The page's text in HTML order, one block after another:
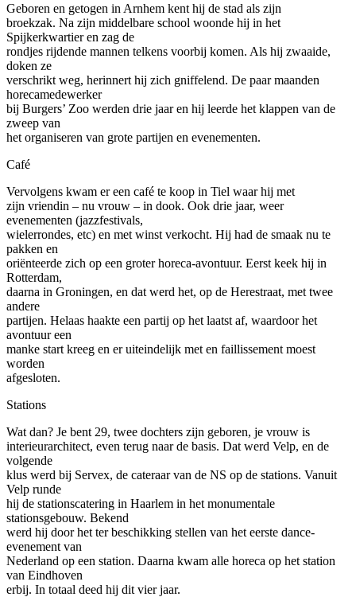
Geboren en getogen in Arnhem kent hij de stad als zijn
broekzak. Na zijn middelbare school woonde hij in het
Spijkerkwartier en zag de
rondjes rijdende mannen telkens voorbij komen. Als hij zwaaide,
doken ze
verschrikt weg, herinnert hij zich gniffelend. De paar maanden
horecamedewerker
bij Burgers’ Zoo werden drie jaar en hij leerde het klappen van de
zweep van
het organiseren van grote partijen en evenementen.
Café
Vervolgens kwam er een café te koop in Tiel waar hij met
zijn vriendin – nu vrouw – in dook. Ook drie jaar, weer
evenementen (jazzfestivals,
wielerrondes, etc) en met winst verkocht. Hij had de smaak nu te
pakken en
oriënteerde zich op een groter horeca-avontuur. Eerst keek hij in
Rotterdam,
daarna in Groningen, en dat werd het, op de Herestraat, met twee
andere
partijen. Helaas haakte een partij op het laatst af, waardoor het
avontuur een
manke start kreeg en er uiteindelijk met en faillissement moest
worden
afgesloten.
Stations
Wat dan? Je bent 29, twee dochters zijn geboren, je vrouw is
interieurarchitect, even terug naar de basis. Dat werd Velp, en de
volgende
klus werd bij Servex, de cateraar van de NS op de stations. Vanuit
Velp runde
hij de stationscatering in Haarlem in het monumentale
stationsgebouw. Bekend
werd hij door het ter beschikking stellen van het eerste dance-
evenement van
Nederland op een station. Daarna kwam alle horeca op het station
van Eindhoven
erbij. In totaal deed hij dit vier jaar.